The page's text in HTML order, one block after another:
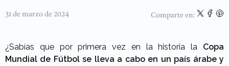
31 de marzo de 2024 Comparte en:
¿Sabías que por primera vez en la historia la Copa
Mundial de Fútbol se lleva a cabo en un país árabe y